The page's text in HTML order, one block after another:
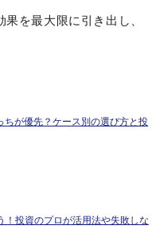
を最大限に引き出し、
が優先？ケース別の選び方と投
！投資のプロが活用法や失敗しな